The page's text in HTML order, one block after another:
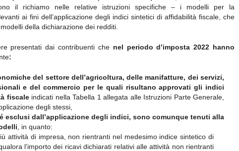
il richiamo nelle relative istruzioni specifiche – i modelli per la
ai fini dell’applicazione degli indici sintetici di affidabilità fiscale, che
della dichiarazione dei redditi.
presentati dai contribuenti che nel periodo d’imposta 2022 hanno
:
del settore dell’agricoltura, delle manifatture, dei servizi,
e del commercio per le quali risultano approvati gli indici
fiscaleindicati nella Tabella 1 allegata alle Istruzioni Parte Generale,
degli stessi,
esclusi dall’applicazione degli indici, sono comunque tenuti alla
, in quanto:
attività di impresa, non rientranti nel medesimo indice sintetico di
l’importo dei ricavi dichiarati relativi alle attività non rientranti